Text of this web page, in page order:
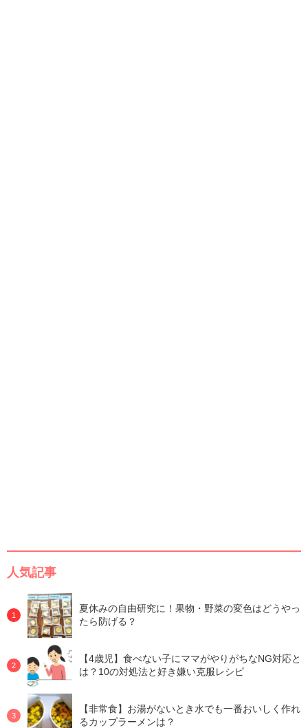
人気記事
夏休みの自由研究に！果物・野菜の変色はどうやっ
たら防げる？
【4歳児】食べない子にママがやりがちなNG対応と
は？10の対処法と好き嫌い克服レシピ
【非常食】お湯がないとき水でも一番おいしく作れ
るカップラーメンは？